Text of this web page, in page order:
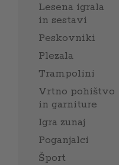
Lesena igrala
in sestavi
Peskovniki
Plezala
Trampolini
Vrtno pohištvo
in garniture
Igra zunaj
Poganjalci
Šport